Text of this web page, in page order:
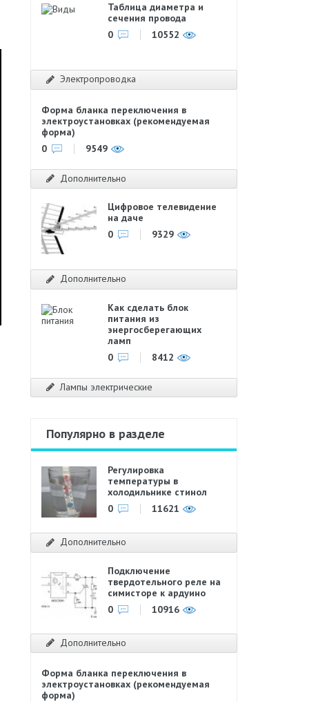
Таблица диаметра и
сечения провода
0
10552
Электропроводка
Форма бланка переключения в
электроустановках (рекомендуемая
форма)
0
9549
Дополнительно
Цифровое телевидение
на даче
0
9329
Дополнительно
Как сделать блок
питания из
энергосберегающих
ламп
0
8412
Лампы электрические
Популярно в разделе
Регулировка
температуры в
холодильнике стинол
0
11621
Дополнительно
Подключение
твердотельного реле на
симисторе к ардуино
0
10916
Дополнительно
Форма бланка переключения в
электроустановках (рекомендуемая
форма)